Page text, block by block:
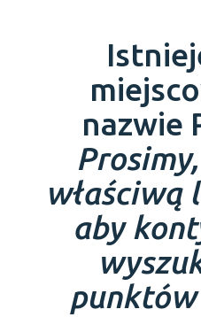
nazwie
właściwą
aby